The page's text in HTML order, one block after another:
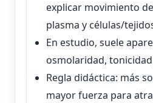
explicar movimiento
plasma y células/
En estudio, suele
osmolaridad,
Regla didáctica: más
mayor fuerza para